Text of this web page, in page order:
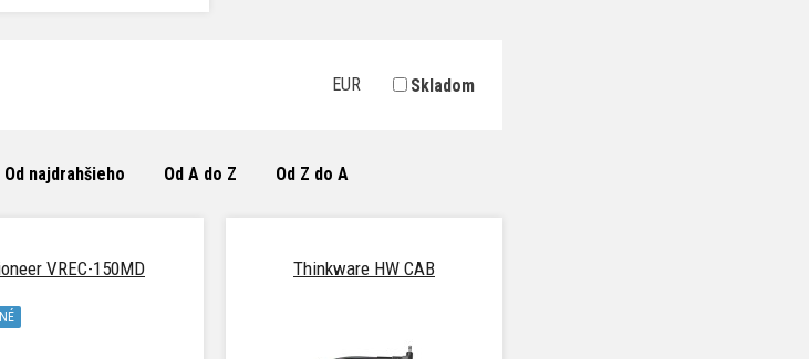
EUR Skladom
Od najdrahšieho Od A do Z Od Z do A
VREC-150MD Thinkware HW CAB